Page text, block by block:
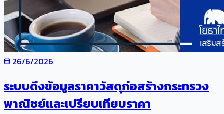
26/6/2026
ระบบดึงข้อมูลราคาวัสดุก่อสร้างกระทรวง
พาณิชย์และเปรียบเทียบราคา